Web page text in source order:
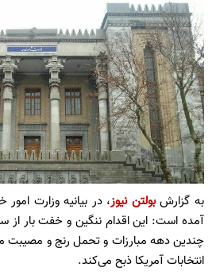
به گزارشبولتن نیوز، در بیانیه وزارت
آمده است: این اقدام ننگین و خفت بار
چندین دهه مبارزات و تحمل رنج و مصیبت
انتخابات آمریکا ذبح می‌کند.